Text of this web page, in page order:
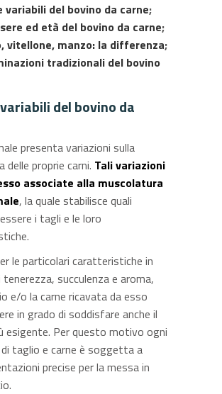
variabili del bovino da carne;
ed età del bovino da carne;
vitellone, manzo: la differenza;
tradizionali del bovino
del bovino da
presenta variazioni sulla
delle proprie carni. Tali variazioni
associate alla muscolatura
, la quale stabilisce quali
i tagli e le loro
le particolari caratteristiche in
succulenza e aroma,
e/o la carne ricavata da esso
in grado di soddisfare anche il
esigente. Per questo motivo ogni
taglio e carne è soggetta a
precise per la messa in